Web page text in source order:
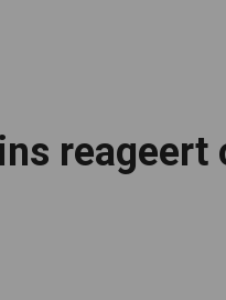
reageert